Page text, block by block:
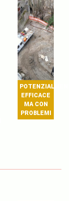
EFFICACE
MA CON
PROBLEMI